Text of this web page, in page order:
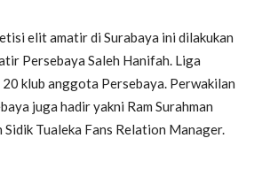
elit amatir di Surabaya ini dilakukan
Persebaya Saleh Hanifah. Liga
klub anggota Persebaya. Perwakilan
juga hadir yakni Ram Surahman
Tualeka Fans Relation Manager.